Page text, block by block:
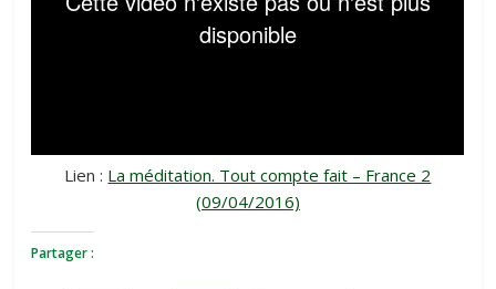
Lien : La méditation. Tout compte fait – France 2
(09/04/2016)
Partager :